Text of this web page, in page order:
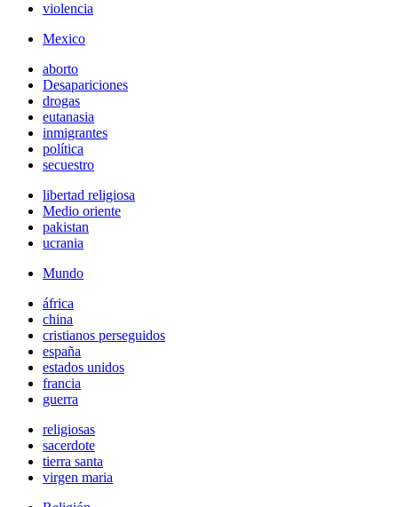
violencia
Mexico
aborto
Desapariciones
drogas
eutanasia
inmigrantes
política
secuestro
libertad religiosa
Medio oriente
pakistan
ucrania
Mundo
áfrica
china
cristianos perseguidos
españa
estados unidos
francia
guerra
religiosas
sacerdote
tierra santa
virgen maria